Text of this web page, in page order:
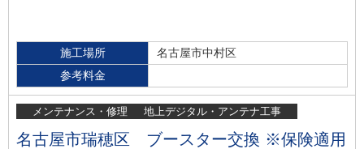
施工場所
名古屋市中村区
参考料金
メンテナンス・修理 地上デジタル・アンテナ工事
名古屋市瑞穂区 ブースター交換 ※保険適用